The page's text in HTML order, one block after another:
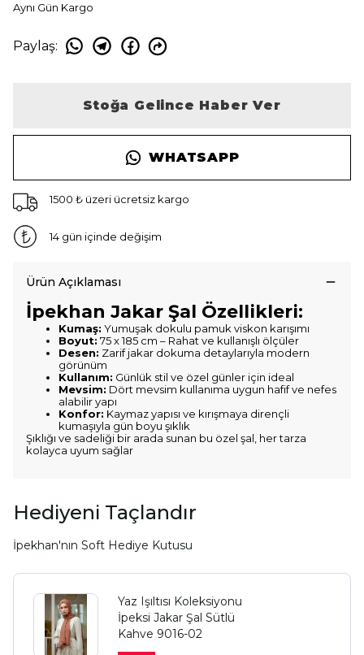
Aynı Gün Kargo
Paylaş:
Stoğa Gelince Haber Ver
WHATSAPP
1500 ₺ üzeri ücretsiz kargo
14 gün içinde değişim
Ürün Açıklaması
İpekhan Jakar Şal Özellikleri:
Kumaş: Yumuşak dokulu pamuk viskon karışımı
Boyut: 75 x 185 cm – Rahat ve kullanışlı ölçüler
Desen: Zarif jakar dokuma detaylarıyla modern
görünüm
Kullanım: Günlük stil ve özel günler için ideal
Mevsim: Dört mevsim kullanıma uygun hafif ve nefes
alabilir yapı
Konfor: Kaymaz yapısı ve kırışmaya dirençli
kumaşıyla gün boyu şıklık
Şıklığı ve sadeliği bir arada sunan bu özel şal, her tarza
kolayca uyum sağlar
Hediyeni Taçlandır
İpekhan'nın Soft Hediye Kutusu
Yaz Işıltısı Koleksiyonu
İpeksi Jakar Şal Sütlü
Kahve 9016-02